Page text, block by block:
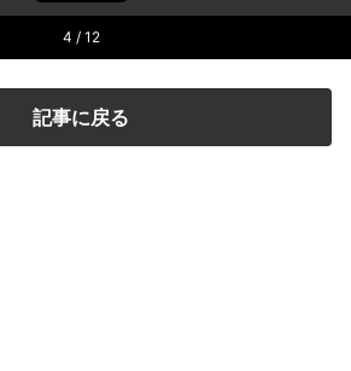
4 / 12
記事に戻る